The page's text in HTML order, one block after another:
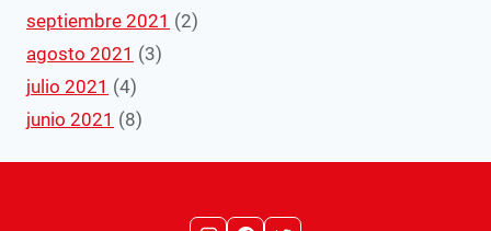
septiembre 2021 (2)
agosto 2021 (3)
julio 2021 (4)
junio 2021 (8)